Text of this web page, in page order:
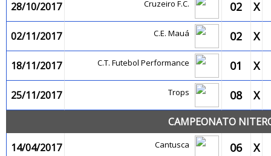
28/10/2017 Cruzeiro F.C. 02 X
02/11/2017 C.E. Mauá 02 X
18/11/2017 C.T. Futebol Performance 01 X
25/11/2017 Trops 08 X
CAMPEONATO
14/04/2017
Cantusca 06 X